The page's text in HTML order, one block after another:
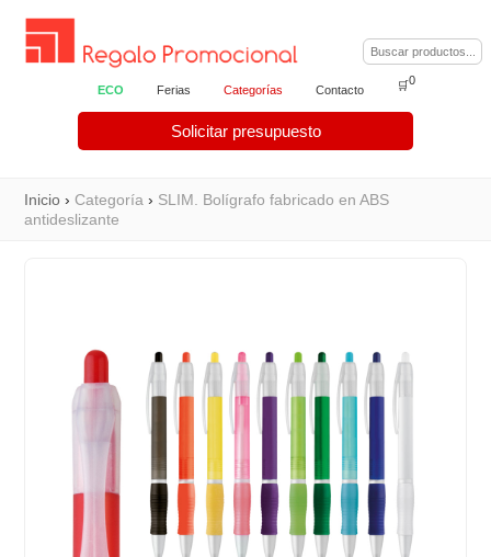
ECO Ferias Categorías Contacto
Solicitar presupuesto
🛒0
Inicio ›Categoría › SLIM. Bolígrafo fabricado en ABS
antideslizante